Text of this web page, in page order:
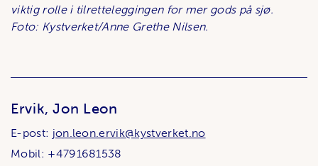
viktig rolle i tilretteleggingen for mer gods på sjø.
Foto: Kystverket/Anne Grethe Nilsen.
Ervik, Jon Leon
E-post: jon.leon.ervik@kystverket.no
Mobil: +4791681538